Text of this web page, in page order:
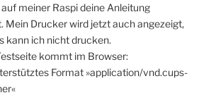
meiner Raspi deine Anleitung
Mein Drucker wird jetzt auch angezeigt,
kann ich nicht drucken.
kommt im Browser:
Format »application/vnd.cups-